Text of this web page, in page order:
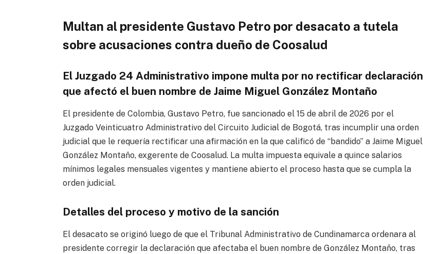
Multan al presidente Gustavo Petro por desacato a tutela
sobre acusaciones contra dueño de Coosalud
El Juzgado 24 Administrativo impone multa por no rectificar declaración
que afectó el buen nombre de Jaime Miguel González Montaño
El presidente de Colombia, Gustavo Petro, fue sancionado el 15 de abril de 2026 por el
Juzgado Veinticuatro Administrativo del Circuito Judicial de Bogotá, tras incumplir una orden
judicial que le requería rectificar una afirmación en la que calificó de “bandido” a Jaime Miguel
González Montaño, exgerente de Coosalud. La multa impuesta equivale a quince salarios
mínimos legales mensuales vigentes y mantiene abierto el proceso hasta que se cumpla la
orden judicial.
Detalles del proceso y motivo de la sanción
El desacato se originó luego de que el Tribunal Administrativo de Cundinamarca ordenara al
presidente corregir la declaración que afectaba el buen nombre de González Montaño, tras